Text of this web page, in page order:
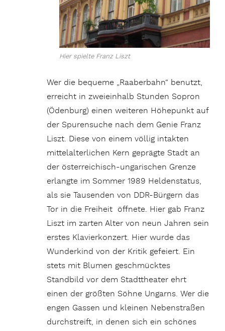
Hier spielte Franz Liszt
Wer die bequeme „Raaberbahn“ benutzt,
erreicht in zweieinhalb Stunden Sopron
(Ödenburg) einen weiteren Höhepunkt auf
der Spurensuche nach dem Genie Franz
Liszt. Diese von einem völlig intakten
mittelalterlichen Kern geprägte Stadt an
der österreichisch-ungarischen Grenze
erlangte im Sommer 1989 Heldenstatus,
als sie Tausenden von DDR-Bürgern das
Tor in die Freiheit öffnete. Hier gab Franz
Liszt im zarten Alter von neun Jahren sein
erstes Klavierkonzert. Hier wurde das
Wunderkind von der Kritik gefeiert. Ein
stets mit Blumen geschmücktes
Standbild vor dem Stadttheater ehrt
einen der größten Söhne Ungarns. Wer die
engen Gassen und kleinen Nebenstraßen
durchstreift, in denen sich ein schönes